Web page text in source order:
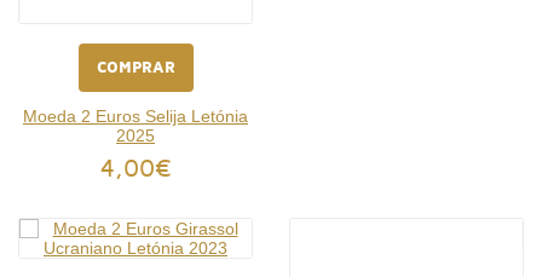
COMPRAR
Moeda 2 Euros Selija Letónia
2025
4,00€